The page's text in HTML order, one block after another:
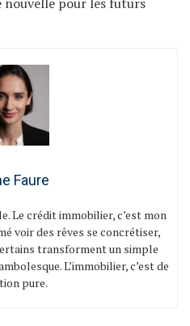
Faure
Le crédit immobilier, c’est mon
voir des rêves se concrétiser,
transforment un simple
L’immobilier, c’est de
pure.